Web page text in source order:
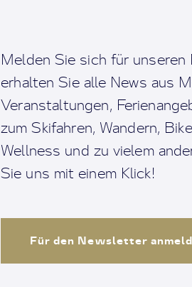
Melden Sie sich für
erhalten Sie alle News aus
Veranstaltungen,
zum Skifahren, Wandern,
Wellness und zu vielem
Sie uns mit einem Klick!
Für den Newsletter